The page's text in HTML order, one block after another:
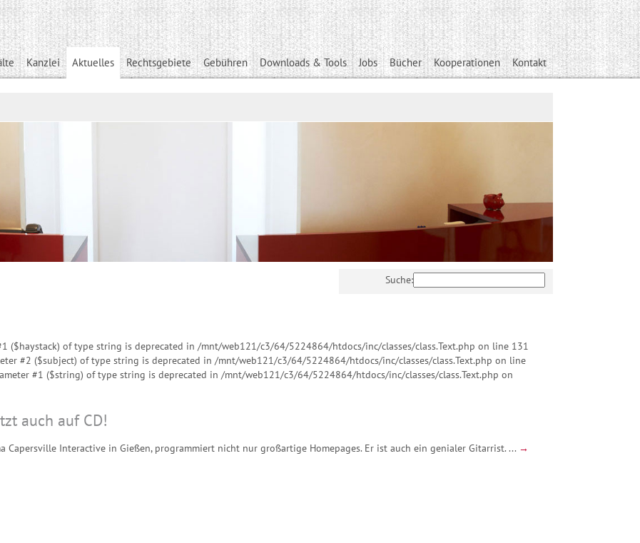
Kanzlei Aktuelles Rechtsgebiete Gebühren Downloads & Tools Jobs Bücher Kooperationen Kontakt
Suche:
($haystack) of type string is deprecated in /mnt/web121/c3/64/5224864/htdocs/inc/classes/class.Text.php on line 131
#2 ($subject) of type string is deprecated in /mnt/web121/c3/64/5224864/htdocs/inc/classes/class.Text.php on line
#1 ($string) of type string is deprecated in /mnt/web121/c3/64/5224864/htdocs/inc/classes/class.Text.php on
auch auf CD!
Capersville Interactive in Gießen, programmiert nicht nur großartige Homepages. Er ist auch ein genialer Gitarrist. ... →